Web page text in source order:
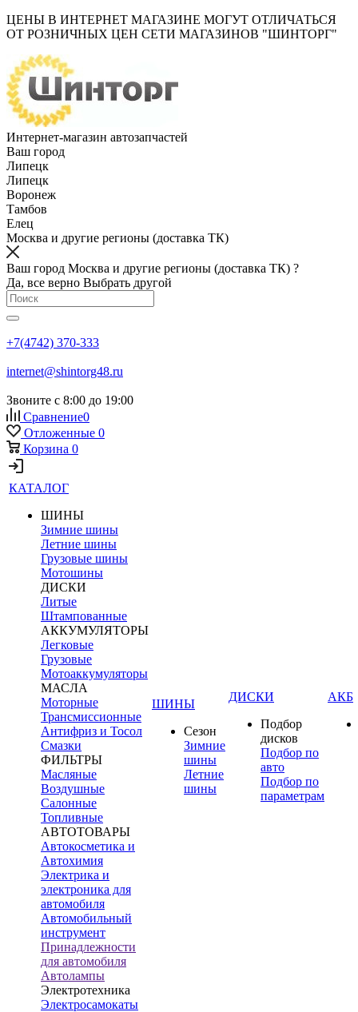
ЦЕНЫ В ИНТЕРНЕТ МАГАЗИНЕ МОГУТ ОТЛИЧАТЬСЯ
ОТ РОЗНИЧНЫХ ЦЕН СЕТИ МАГАЗИНОВ "ШИНТОРГ"
Интернет-магазин автозапчастей
Ваш город
Липецк
Липецк
Воронеж
Тамбов
Елец
Москва и другие регионы (доставка ТК)
Ваш город Москва и другие регионы (доставка ТК) ?
Да, все верно Выбрать другой
+7(4742) 370-333
internet@shintorg48.ru
Звоните с 8:00 до 19:00
Сравнение0
Отложенные 0
Корзина 0
КАТАЛОГ
ШИНЫ
Зимние шины
Летние шины
Грузовые шины
Мотошины
ДИСКИ
Литые
Штампованные
АККУМУЛЯТОРЫ
Легковые
Грузовые
Мотоаккумуляторы
МАСЛА
Моторные
Трансмиссионные
Антифриз и Тосол
Смазки
ФИЛЬТРЫ
Масляные
Воздушные
Салонные
Топливные
АВТОТОВАРЫ
Автокосметика и
Автохимия
Электрика и
электроника для
автомобиля
Автомобильный
инструмент
Принадлежности
для автомобиля
Автолампы
Электротехника
Электросамокаты
ШИНЫ
Сезон
Зимние
шины
Летние
шины
ДИСКИ
Подбор
дисков
Подбор по
авто
Подбор по
параметрам
АКБ